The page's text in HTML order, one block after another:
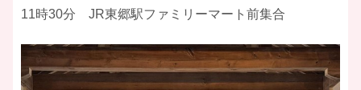
11時30分 JR東郷駅ファミリーマート前集合